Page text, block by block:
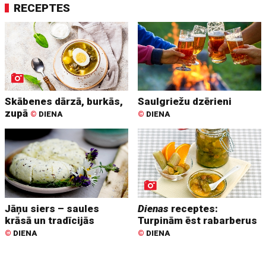
RECEPTES
Skābenes dārzā, burkās,
zupā © DIENA
Saulgriežu dzērieni
© DIENA
Jāņu siers – saules
krāsā un tradīcijās
© DIENA
Dienas receptes:
Turpinām ēst rabarberus
© DIENA